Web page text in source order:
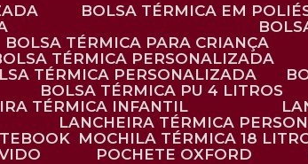
BOLSA TÉRMICA EM
BOLSA TÉRMICA PARA CRIANÇA
BOLSA TÉRMICA PERSONALIZADA
TÉRMICA PERSONALIZADA
BOLSA TÉRMICA PU 4 LITROS
TÉRMICA INFANTIL
LANCHEIRA TÉRMICA
MOCHILA TÉRMICA 18
POCHETE OXFORD